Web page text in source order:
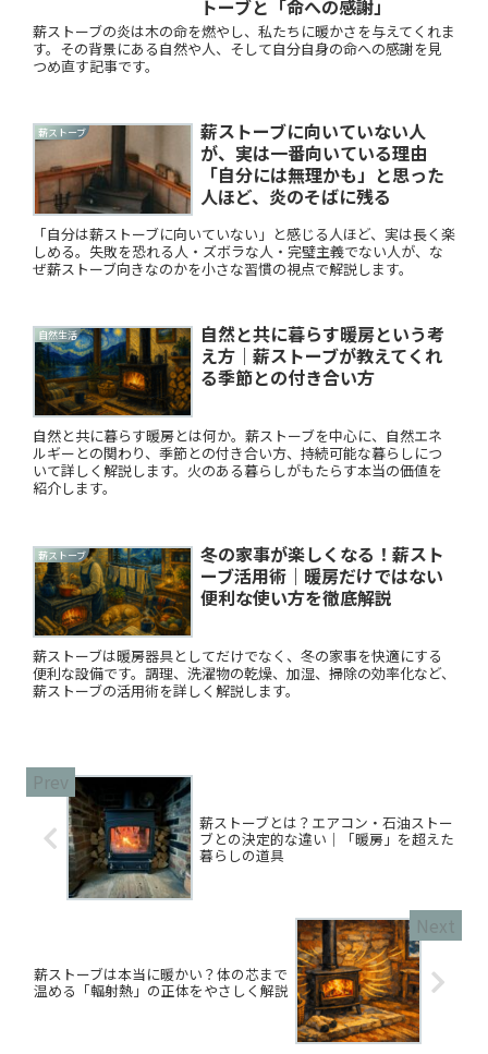
トーブと「命への感謝」
薪ストーブの炎は木の命を燃やし、私たちに暖かさを与えてくれま
す。その背景にある自然や人、そして自分自身の命への感謝を見
つめ直す記事です。
薪ストーブ
薪ストーブに向いていない人
が、実は一番向いている理由
「自分には無理かも」と思った
人ほど、炎のそばに残る
「自分は薪ストーブに向いていない」と感じる人ほど、実は長く楽
しめる。失敗を恐れる人・ズボラな人・完璧主義でない人が、な
ぜ薪ストーブ向きなのかを小さな習慣の視点で解説します。
自然生活
自然と共に暮らす暖房という考
え方｜薪ストーブが教えてくれ
る季節との付き合い方
自然と共に暮らす暖房とは何か。薪ストーブを中心に、自然エネ
ルギーとの関わり、季節との付き合い方、持続可能な暮らしにつ
いて詳しく解説します。火のある暮らしがもたらす本当の価値を
紹介します。
薪ストーブ
冬の家事が楽しくなる！薪スト
ーブ活用術｜暖房だけではない
便利な使い方を徹底解説
薪ストーブは暖房器具としてだけでなく、冬の家事を快適にする
便利な設備です。調理、洗濯物の乾燥、加湿、掃除の効率化など、
薪ストーブの活用術を詳しく解説します。
薪ストーブとは？エアコン・石油ストー
ブとの決定的な違い｜「暖房」を超えた
暮らしの道具
薪ストーブは本当に暖かい？体の芯まで
温める「輻射熱」の正体をやさしく解説